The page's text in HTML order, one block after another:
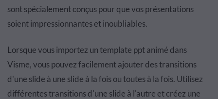
sont spécialement conçus pour que vos présentations
soient impressionnantes et inoubliables.
Lorsque vous importez un template ppt animé dans
Visme, vous pouvez facilement ajouter des transitions
d'une slide à une slide à la fois ou toutes à la fois. Utilisez
différentes transitions d'une slide à l'autre et créez une